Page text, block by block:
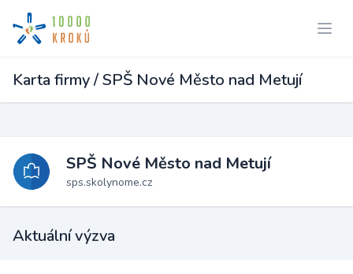
Karta firmy / SPŠ Nové Město nad Metují
SPŠ Nové Město nad Metují
sps.skolynome.cz
Aktuální výzva